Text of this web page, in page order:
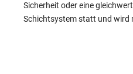
Sicherheit oder eine
Schichtsystem statt und wird